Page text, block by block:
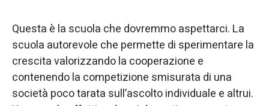
Questa è la scuola che dovremmo aspettarci. La
scuola autorevole che permette di sperimentare la
crescita valorizzando la cooperazione e
contenendo la competizione smisurata di una
società poco tarata sull’ascolto individuale e altrui.